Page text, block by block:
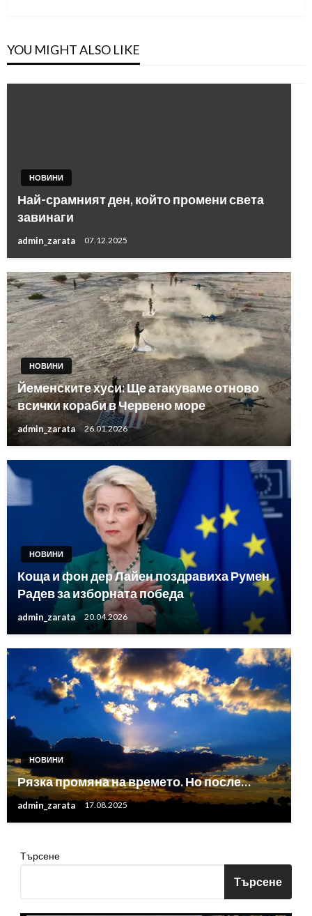
YOU MIGHT ALSO LIKE
НОВИНИ
Най-срамният ден, който промени света
завинаги
admin_zarata 07.12.2025
НОВИНИ
Йеменските хуси: Ще атакуваме отново
всички кораби в Червено море
admin_zarata 26.01.2026
НОВИНИ
Коща и фон дер Лайен поздравиха Румен
Радев за изборната победа
admin_zarata 20.04.2026
НОВИНИ
Рязка промяна на времето. Но после…
admin_zarata 17.08.2025
Търсене
Търсене